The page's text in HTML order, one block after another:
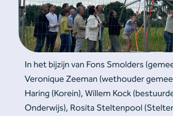
In het bijzijn van Fons Smolders
Veronique Zeeman (wethouder
Haring (Korein), Willem Kock
Onderwijs), Rosita Steltenpool